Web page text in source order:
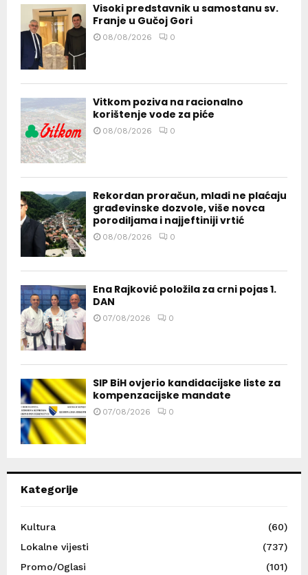
Visoki predstavnik u samostanu sv.
Franje u Gučoj Gori
08/08/2026 0
Vitkom poziva na racionalno
korištenje vode za piće
08/08/2026 0
Rekordan proračun, mladi ne plaćaju
građevinske dozvole, više novca
porodiljama i najjeftiniji vrtić
08/08/2026 0
Ena Rajković položila za crni pojas 1.
DAN
07/08/2026 0
SIP BiH ovjerio kandidacijske liste za
kompenzacijske mandate
07/08/2026 0
Kategorije
Kultura
(60)
Lokalne vijesti
(737)
Promo/Oglasi
(101)